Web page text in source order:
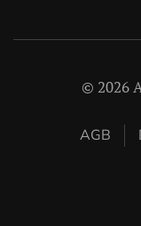
© 2026
AGB